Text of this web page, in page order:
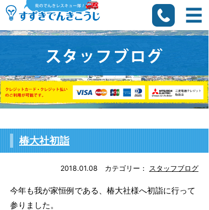
椿大社初詣
2018.01.08 カテゴリー： スタッフブログ
今年も我が家恒例である、椿大社様へ初詣に行って
参りました。